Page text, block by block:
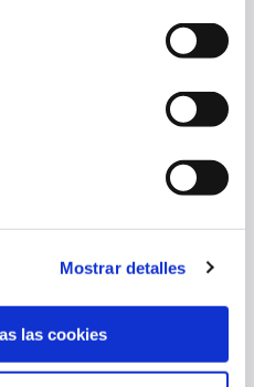
Mostrar detalles
las cookies
26 jul. 2025
EN LA PRETEMPORADA